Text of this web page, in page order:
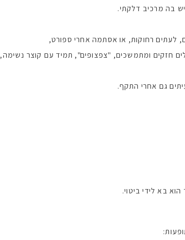
בה מרכיב דלקתי.
לעתים רחוקות, או אסתמה אחרי ספורט,
חזקים ומתמשכים, "צפצופים", תמיד עם קוצר נשימה,
גם אחרי התקף.
בא לידי ביטוי.